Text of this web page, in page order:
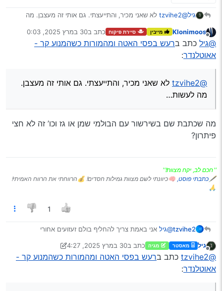
גיל@tzvihe2
לא שאני מכיר, והתייעצתי. גם אותי זה מעצבן. מה
מנותק
Klonimoos מייבין סיירת פיקוח כתב ב30 במרץ 2025, 0:03
נערך לאחרונה על ידי
@גיל כתב ברעש בפסי האטה ומהמורות כשהמנוע קר -
אאוטלנדר:
@tzvihe2
לא שאני מכיר, והתייעצתי. גם אותי זה מעצבן.
מה לעשות…
מה שכתבת שם בשירשור עם הבולמי שמן או גז וכו’ זה לא חצי
פיתרון?
''חכם לב, יקח מצוות!''
🖋 כתבתי פוסט, 🧠כיוונתי לשם מצוות גמילות חסדים! 💰הרווחתי את הרווח האמיתי!
🙏
1
tzvihe2@גיל אני באמת צריך להחליף בולם זעזועים אחורי
מנותק
גיל מאסטר מגיה כתב ב30 במרץ 2025, 4:27
נערך לאחרונה על ידי גיל
@tzvihe2 כתב ברעש בפסי האטה ומהמורות כשהמנוע קר -
אאוטלנדר: